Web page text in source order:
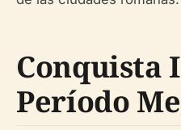
Conquista
Período